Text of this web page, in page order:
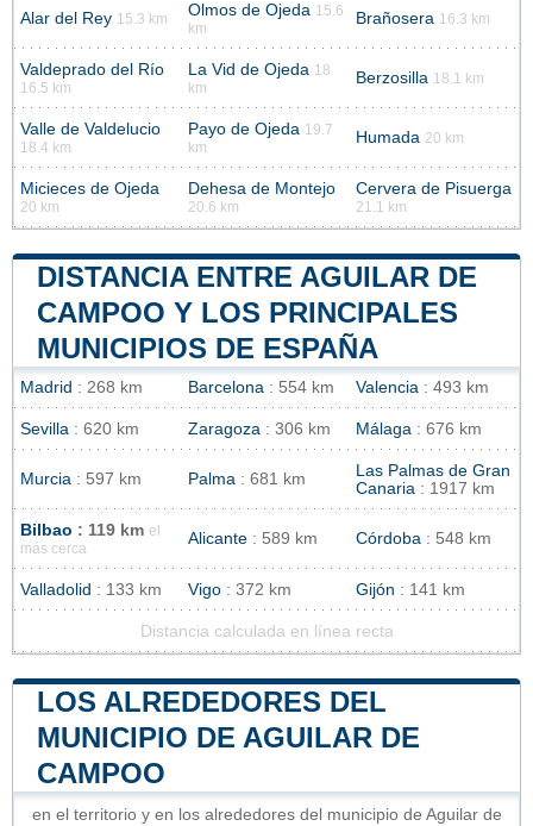
Alar del Rey 15.3 km Olmos de Ojeda 15.6
km
Brañosera 16.3 km
Valdeprado del Río
16.5 km
La Vid de Ojeda 18
km
Berzosilla 18.1 km
Valle de Valdelucio
18.4 km
Payo de Ojeda 19.7
km
Humada 20 km
Micieces de Ojeda
20 km
Dehesa de Montejo
20.6 km
Cervera de Pisuerga
21.1 km
DISTANCIA ENTRE AGUILAR DE
CAMPOO Y LOS PRINCIPALES
MUNICIPIOS DE ESPAÑA
Madrid : 268 km Barcelona : 554 km Valencia : 493 km
Sevilla : 620 km Zaragoza : 306 km Málaga : 676 km
Murcia : 597 km Palma : 681 km
Las Palmas de Gran
Canaria : 1917 km
Bilbao : 119 km el
más cerca
Alicante : 589 km Córdoba : 548 km
Valladolid : 133 km Vigo : 372 km Gijón : 141 km
Distancia calculada en línea recta
LOS ALREDEDORES DEL
MUNICIPIO DE AGUILAR DE
CAMPOO
en el territorio y en los alrededores del municipio de Aguilar de